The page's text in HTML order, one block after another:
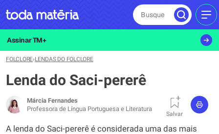
Busque
Assinar TM+
FOLCLORE›LENDAS DO FOLCLORE
Lenda do Saci-pererê
Márcia Fernandes
Professora de Língua Portuguesa e Literatura
Salvar
A lenda do Saci-pererê é considerada uma das mais